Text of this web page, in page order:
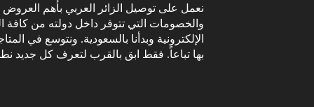
نعمل على توصيل الزائر العربي بأهم العروض
والخصومات التي تتوفر داخل دولته من كافة
الإلكترونية وبدأنا بالسعودية. ونتوسع في
بها تباعاً. فقط ابق بالقرب لتعرف كل جديد